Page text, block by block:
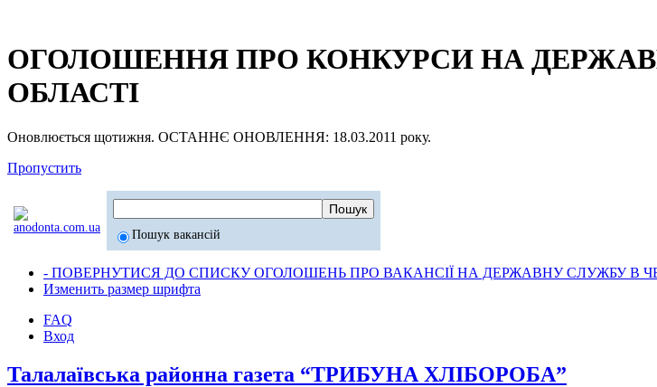
ОГОЛОШЕННЯ ПРО КОНКУРСИ НА
ОБЛАСТІ
Оновлюється щотижня. ОСТАННЄ ОНОВЛЕННЯ: 18.03.2011 року.
Пропустить
Пошук вакансій
- ПОВЕРНУТИСЯ ДО СПИСКУ ОГОЛОШЕНЬ ПРО ВАКАНСІЇ НА ДЕРЖАВНУ СЛУЖБУ В
Изменить размер шрифта
FAQ
Вход
Талалаївська районна газета “ТРИБУНА ХЛІБОРОБА”